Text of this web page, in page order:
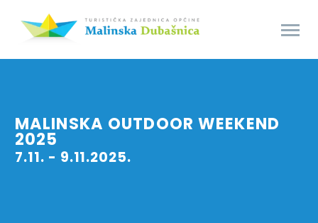
MALINSKA OUTDOOR WEEKEND
2025
7.11. - 9.11.2025.